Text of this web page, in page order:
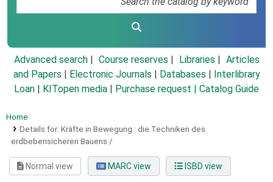
Advanced search Course reserves Libraries
Articles
and Papers
Electronic Journals Databases
Interlibrary
Loan
KITopen media Purchase request | Catalog Guide
Home
Details for: Kräfte in Bewegung : die Techniken des
erdbebensicheren Bauens /
Normal view MARC view ISBD view